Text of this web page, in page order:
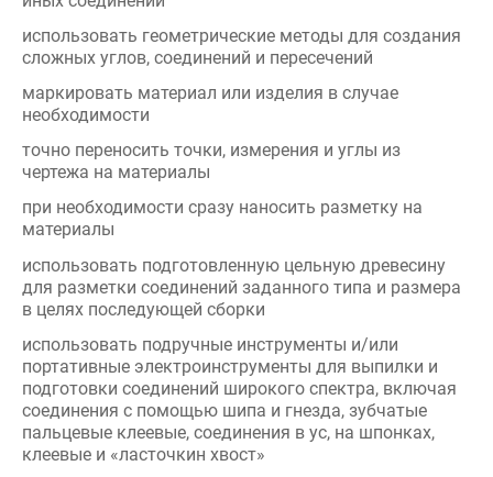
чертежа на материалы
материалы
для разметки соединений заданного типа и размера
в целях последующей сборки
использовать подручные инструменты и/или
портативные электроинструменты для выпилки и
соединения с помощью шипа и гнезда, зубчатые
пальцевые клеевые, соединения в ус, на шпонках,
клеевые и «ласточкин хвост»
использовать деревообрабатывающие станки для
полного или частичного создания соединений
использовать деревообрабатывающие станки для
создания бороздок, уступов, калевок